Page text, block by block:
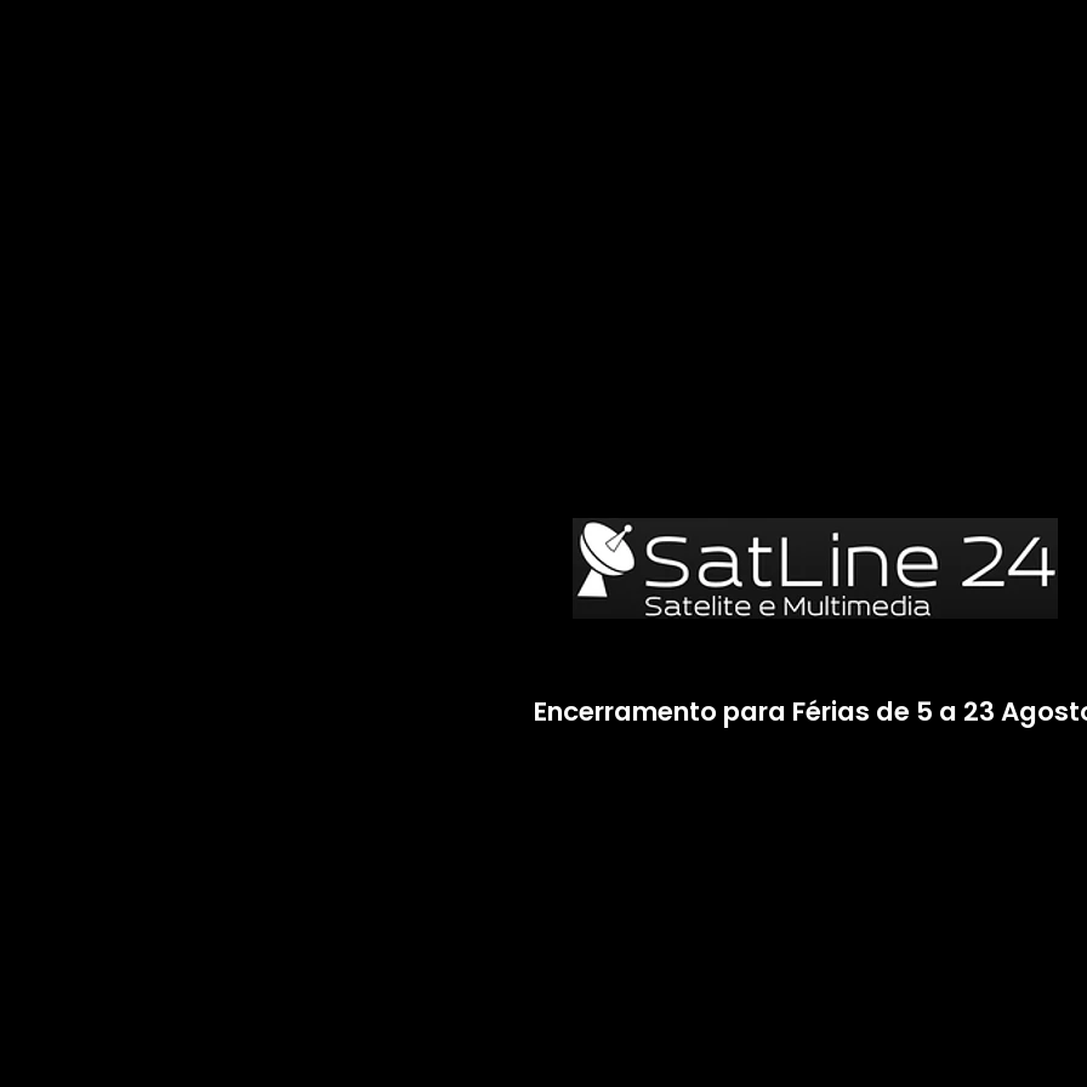
Encerramento para Férias de 5 a 23